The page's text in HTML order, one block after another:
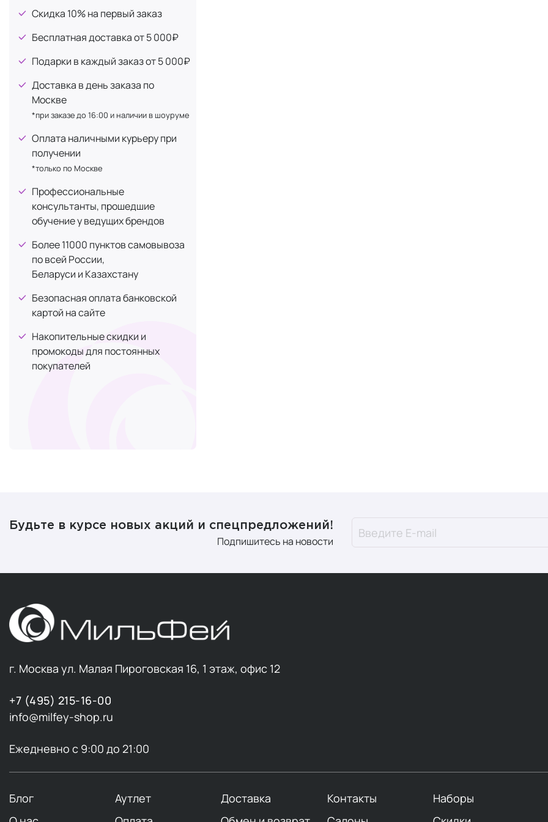
Матирование
Осветление
От покраснений
От рубцов
Отшелушивание ×
Скидка 10% на первый заказ
Бесплатная доставка от 5 000₽
Подарки в каждый заказ от 5 000₽
Доставка в день заказа по
Москве
*при заказе до 16:00 и наличии в шоуруме
Оплата наличными курьеру при
получении
*только по Москве
Профессиональные
консультанты, прошедшие
обучение у ведущих брендов
Более 11000 пунктов самовывоза
по всей России,
Беларуси и Казахстану
Безопасная оплата банковской
картой на сайте
Накопительные скидки и
промокоды для постоянных
покупателей
Будьте в курсе новых акций и спецпредложений!
Подпишитесь на новости
г. Москва ул. Малая Пироговская 16, 1 этаж, офис 12
+7 (495) 215-16-00
info@milfey-shop.ru
Ежедневно с 9:00 до 21:00
Блог Аутлет Доставка Контакты
Наборы